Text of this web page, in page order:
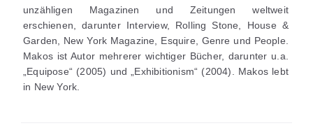
unzähligen Magazinen und Zeitungen weltweit
erschienen, darunter Interview, Rolling Stone, House &
Garden, New York Magazine, Esquire, Genre und People.
Makos ist Autor mehrerer wichtiger Bücher, darunter u.a.
„Equipose“ (2005) und „Exhibitionism“ (2004). Makos lebt
in New York.